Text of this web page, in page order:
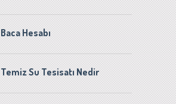
Baca Hesabı
Temiz Su Tesisatı Nedir